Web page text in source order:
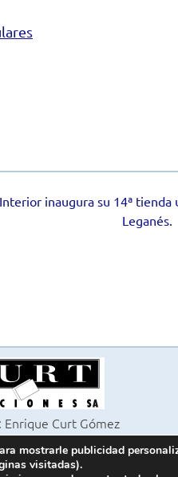
inaugura su 14ª
Leganés.
Enrique Curt Gómez
Laura Curt Iborra
Cocinas y Baños
mostrarle publicidad
visitadas).